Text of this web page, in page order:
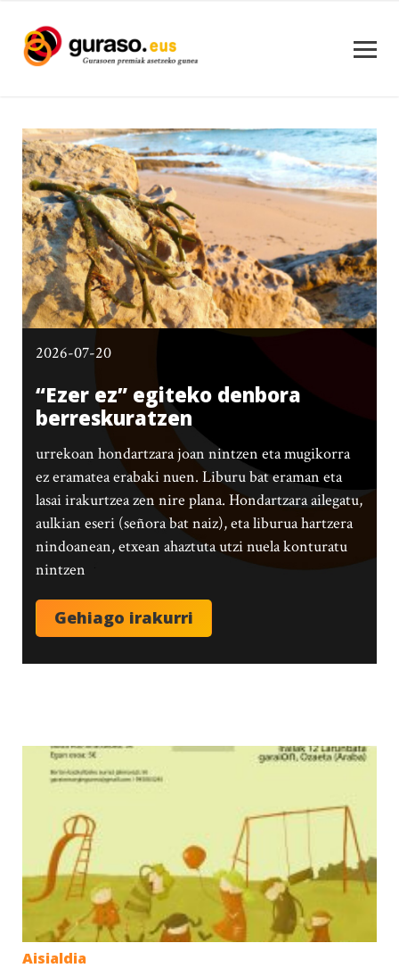
2026-07-20
“Ezer ez” egiteko denbora
berreskuratzen
urrekoan hondartzara joan nintzen eta mugikorra
ez eramatea erabaki nuen. Liburu bat eraman eta
lasai irakurtzea zen nire plana. Hondartzara ailegatu,
aulkian eseri (señora bat naiz), eta liburua hartzera
nindoanean, etxean ahaztuta utzi nuela konturatu
nintzen
Aisialdia